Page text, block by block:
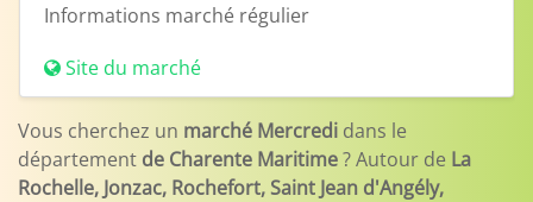
Informations marché régulier
Site du marché
Vous cherchez un marché Mercredi dans le
département de Charente Maritime? Autour de La
Rochelle, Jonzac, Rochefort, Saint Jean d'Angély,